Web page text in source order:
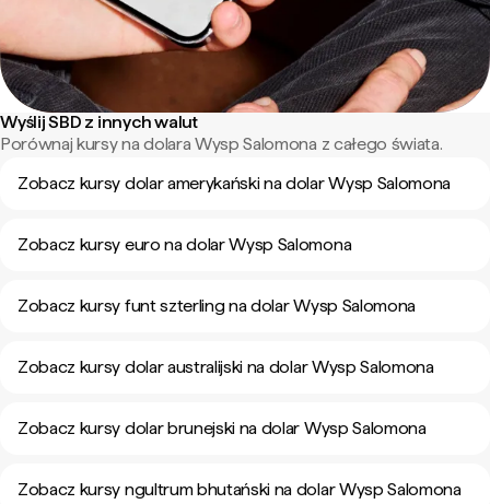
Wyślij SBD z innych walut
Porównaj kursy na dolara Wysp Salomona z całego świata.
Zobacz kursy dolar amerykański na dolar Wysp Salomona
Zobacz kursy euro na dolar Wysp Salomona
Zobacz kursy funt szterling na dolar Wysp Salomona
Zobacz kursy dolar australijski na dolar Wysp Salomona
Zobacz kursy dolar brunejski na dolar Wysp Salomona
Zobacz kursy ngultrum bhutański na dolar Wysp Salomona